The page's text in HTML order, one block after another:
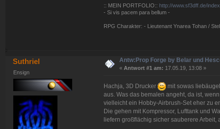
:: MEIN PORTFOLIO:: http://www.sf3dff.de/
- Si vis pacem para bellum -
RPG Charakter: - Lieutenant Ynarea Tohan /
Suthriel
Ensign
Antw:Prop Forge by Belar und
« Antwort #1 am: 17.05.19, 13:08 »
Hachja, 3D Drucker
mit sowas
aus. Was das bemalen angeht, da ist,
vielleicht ein Hobby-Airbrush-Set eher zu
Die gehen mit Kompressor, Lufttank und
liefern großflächig sicher sauberere Arbeit,